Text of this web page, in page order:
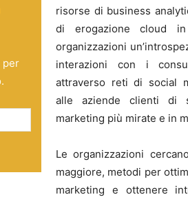
per
risorse di business
di erogazione cloud
organizzazioni
interazioni con i
attraverso reti di social
alle aziende clienti di
marketing più mirate e in
Le organizzazioni
maggiore, metodi per
marketing e ottenere